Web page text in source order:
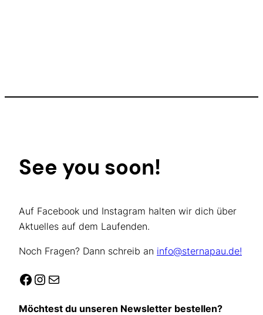
See you soon!
Auf Facebook und Instagram halten wir dich über
Aktuelles auf dem Laufenden.
Noch Fragen? Dann schreib an info@sternapau.de!
Facebook
Instagram
E-Mail
Möchtest du unseren Newsletter bestellen?